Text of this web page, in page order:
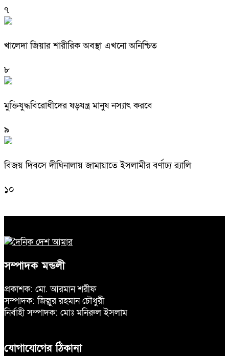
৭
খালেদা জিয়ার শারীরিক অবস্থা এখনো অনিশ্চিত
৮
মুক্তিযুদ্ধবিরোধীদের ষড়যন্ত্র মানুষ নস্যাৎ করবে
৯
বিজয় দিবসে দীঘিনালায় জামায়াতে ইসলামীর বর্ণাঢ্য র‍্যালি
১০
সম্পাদক মন্ডলী
প্রকাশক: মো. আরমান শরীফ
সম্পাদক: জিল্লুর রহমান চৌধুরী
নির্বাহী সম্পাদক: মোঃ মনিরুল ইসলাম
যোগাযোগের ঠিকানা